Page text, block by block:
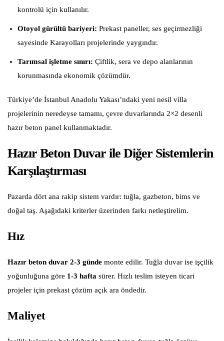
kontrolü için kullanılır.
Otoyol gürültü bariyeri: Prekast paneller, ses geçirmezliği
sayesinde Karayolları projelerinde yaygındır.
Tarımsal işletme sınırı: Çiftlik, sera ve depo alanlarının
korunmasında ekonomik çözümdür.
Türkiye’de İstanbul Anadolu Yakası’ndaki yeni nesil villa
projelerinin neredeyse tamamı, çevre duvarlarında 2×2 desenli
hazır beton panel kullanmaktadır.
Hazır Beton Duvar ile Diğer Sistemlerin
Karşılaştırması
Pazarda dört ana rakip sistem vardır: tuğla, gazbeton, bims ve
doğal taş. Aşağıdaki kriterler üzerinden farkı netleştirelim.
Hız
Hazır beton duvar 2-3 günde monte edilir. Tuğla duvar ise işçilik
yoğunluğuna göre 1-3 hafta sürer. Hızlı teslim isteyen ticari
projeler için prekast çözüm açık ara öndedir.
Maliyet